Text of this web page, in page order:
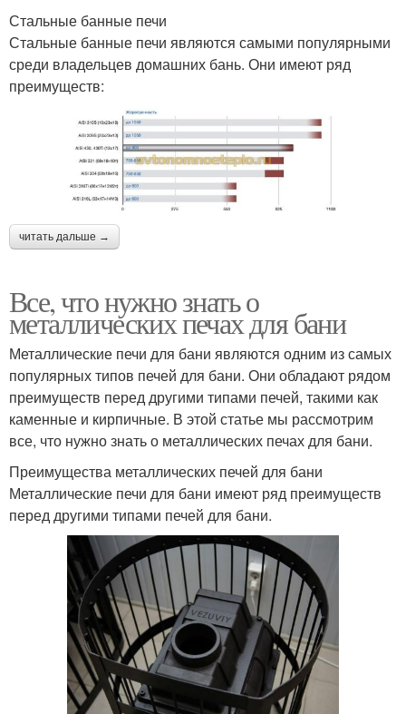
Стальные банные печи
Стальные банные печи являются самыми популярными
среди владельцев домашних бань. Они имеют ряд
преимуществ:
читать дальше →
Все, что нужно знать о
металлических печах для бани
Металлические печи для бани являются одним из самых
популярных типов печей для бани. Они обладают рядом
преимуществ перед другими типами печей, такими как
каменные и кирпичные. В этой статье мы рассмотрим
все, что нужно знать о металлических печах для бани.
Преимущества металлических печей для бани
Металлические печи для бани имеют ряд преимуществ
перед другими типами печей для бани.